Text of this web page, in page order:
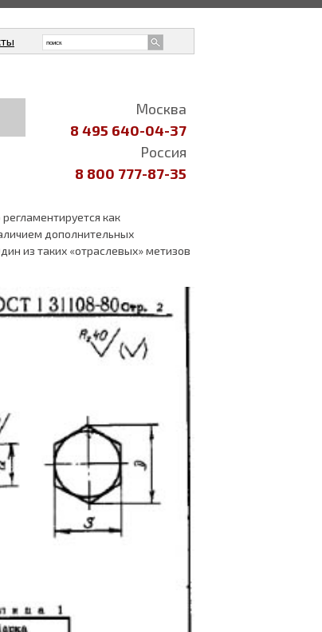
Москва
8 495 640-04-37
Россия
8 800 777-87-35
как
дополнительных
из таких «отраслевых» метизов